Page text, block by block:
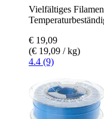
Vielfältiges
€ 19,09
(€ 19,09 / kg)
4.4 (9)